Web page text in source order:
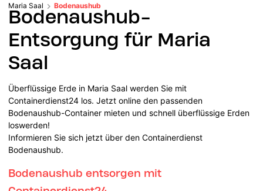
Maria Saal
Bodenaushub
Bodenaushub-
Entsorgung für Maria
Saal
Überflüssige Erde in Maria Saal werden Sie mit
Containerdienst24 los. Jetzt online den passenden
Bodenaushub-Container mieten und schnell überflüssige Erden
loswerden!
Informieren Sie sich jetzt über den Containerdienst
Bodenaushub.
Bodenaushub entsorgen mit